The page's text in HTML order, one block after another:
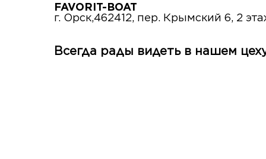
FAVORIT-BOAT
г. Орск,462412, пер. Крымский 6, 2
Всегда рады видеть в нашем